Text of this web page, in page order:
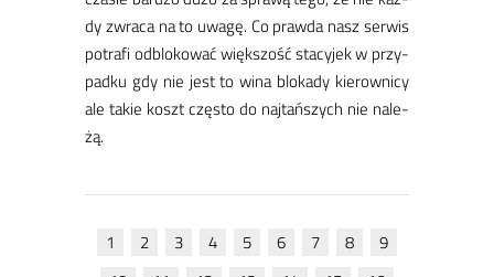
dy zwra­ca na to uwa­gę. Co praw­da nasz ser­wis
po­tra­fi od­blo­ko­wać więk­szość sta­cy­jek w przy­
pad­ku gdy nie jest to wi­na blo­ka­dy kie­row­ni­cy
ale ta­kie koszt czę­sto do naj­tań­szych nie na­le­
żą.
1 2 3 4 5 6 7 8
9